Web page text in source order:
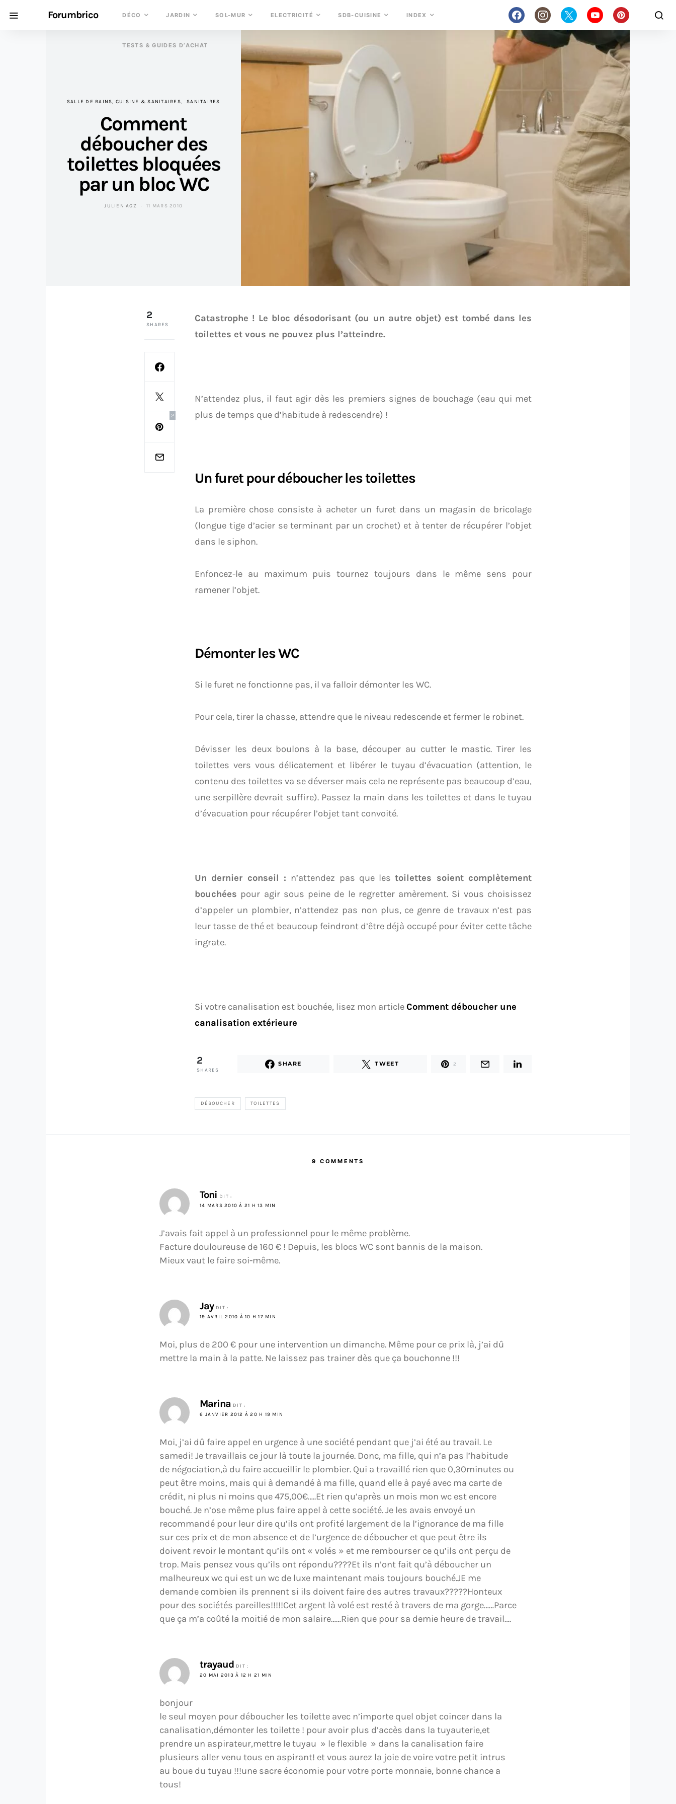
Forumbrico DÉCO JARDIN SOL-MUR ELECTRICITÉ SDB-CUISINE INDEX
TESTS & GUIDES D’ACHAT
SALLE DE BAINS, CUISINE & SANITAIRES SANITAIRES
Comment
déboucher des
toilettes bloquées
par un bloc WC
JULIEN AGZ 11 MARS 2010
2
SHARES
2
Catastrophe ! Le bloc désodorisant (ou un autre objet) est tombé dans les
toilettes et vous ne pouvez plus l’atteindre.
N’attendez plus, il faut agir dès les premiers signes de bouchage (eau qui met
plus de temps que d’habitude à redescendre) !
Un furet pour déboucher les toilettes
La première chose consiste à acheter un furet dans un magasin de bricolage
(longue tige d’acier se terminant par un crochet) et à tenter de récupérer l’objet
dans le siphon.
Enfoncez-le au maximum puis tournez toujours dans le même sens pour
ramener l’objet.
Démonter les WC
Si le furet ne fonctionne pas, il va falloir démonter les WC.
Pour cela, tirer la chasse, attendre que le niveau redescende et fermer le robinet.
Dévisser les deux boulons à la base, découper au cutter le mastic. Tirer les
toilettes vers vous délicatement et libérer le tuyau d’évacuation (attention, le
contenu des toilettes va se déverser mais cela ne représente pas beaucoup d’eau,
une serpillère devrait suffire). Passez la main dans les toilettes et dans le tuyau
d’évacuation pour récupérer l’objet tant convoité.
Un dernier conseil : n’attendez pas que lestoilettes soient complètement
bouchées pour agir sous peine de le regretter amèrement. Si vous choisissez
d’appeler un plombier, n’attendez pas non plus, ce genre de travaux n’est pas
leur tasse de thé et beaucoup feindront d’être déjà occupé pour éviter cette tâche
ingrate.
Si votre canalisation est bouchée, lisez mon articleComment déboucher une
canalisation extérieure
2
SHARES
SHARE TWEET 2
DÉBOUCHER TOILETTES
9 COMMENTS
Toni DIT :
14 MARS 2010 À 21 H 13 MIN
J’avais fait appel à un professionnel pour le même problème.
Facture douloureuse de 160 € ! Depuis, les blocs WC sont bannis de la maison.
Mieux vaut le faire soi-même.
Jay DIT :
19 AVRIL 2010 À 10 H 17 MIN
Moi, plus de 200 € pour une intervention un dimanche. Même pour ce prix là, j’ai dû
mettre la main à la patte. Ne laissez pas trainer dès que ça bouchonne !!!
Marina DIT :
6 JANVIER 2012 À 20 H 19 MIN
Moi, j’ai dû faire appel en urgence à une société pendant que j’ai été au travail. Le
samedi! Je travaillais ce jour là toute la journée. Donc, ma fille, qui n’a pas l’habitude
de négociation,à du faire accueillir le plombier. Qui a travaillé rien que 0,30minutes ou
peut être moins, mais qui à demandé à ma fille, quand elle à payé avec ma carte de
crédit, ni plus ni moins que 475,00€…..Et rien qu’après un mois mon wc est encore
bouché. Je n’ose même plus faire appel à cette société. Je les avais envoyé un
recommandé pour leur dire qu’ils ont profité largement de la l’ignorance de ma fille
sur ces prix et de mon absence et de l’urgence de déboucher et que peut être ils
doivent revoir le montant qu’ils ont « volés » et me rembourser ce qu’ils ont perçu de
trop. Mais pensez vous qu’ils ont répondu????Et ils n’ont fait qu’à déboucher un
malheureux wc qui est un wc de luxe maintenant mais toujours bouché.JE me
demande combien ils prennent si ils doivent faire des autres travaux?????Honteux
pour des sociétés pareilles!!!!!Cet argent là volé est resté à travers de ma gorge……Parce
que ça m’a coûté la moitié de mon salaire……Rien que pour sa demie heure de travail….
trayaud DIT :
20 MAI 2013 À 12 H 21 MIN
bonjour
le seul moyen pour déboucher les toilette avec n’importe quel objet coincer dans la
canalisation,démonter les toilette ! pour avoir plus d’accès dans la tuyauterie,et
prendre un aspirateur,mettre le tuyau » le flexible » dans la canalisation faire
plusieurs aller venu tous en aspirant! et vous aurez la joie de voire votre petit intrus
au boue du tuyau !!!une sacre économie pour votre porte monnaie, bonne chance a
tous!